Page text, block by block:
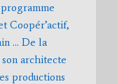
Coopér’actif,
… De la
architecte
productions